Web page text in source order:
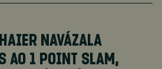
NAVÁZALA
AO 1 POINT SLAM,